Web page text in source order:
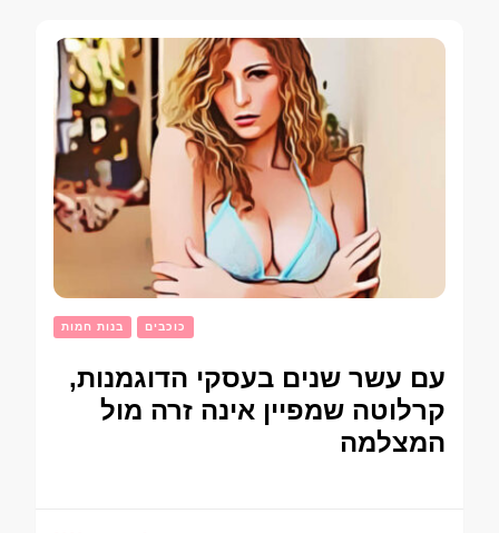
בנות חמות כוכבים
עם עשר שנים בעסקי הדוגמנות,
קרלוטה שמפיין אינה זרה מול
המצלמה